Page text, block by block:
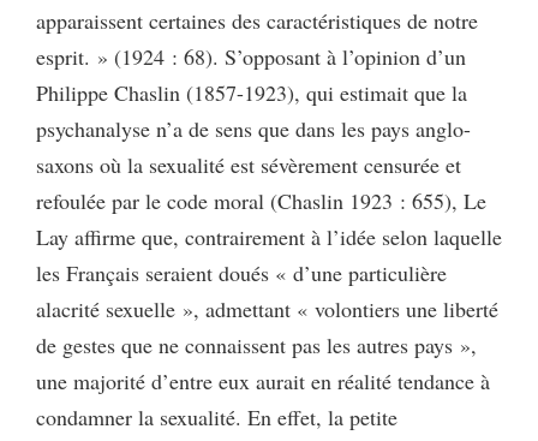
apparaissent certaines des caractéristiques de notre
esprit. » (1924 : 68). S’opposant à l’opinion d’un
Philippe Chaslin (1857-1923), qui estimait que la
psychanalyse n’a de sens que dans les pays anglo-
saxons où la sexualité est sévèrement censurée et
refoulée par le code moral (Chaslin 1923 : 655), Le
Lay affirme que, contrairement à l’idée selon laquelle
les Français seraient doués « d’une particulière
alacrité sexuelle », admettant « volontiers une liberté
de gestes que ne connaissent pas les autres pays »,
une majorité d’entre eux aurait en réalité tendance à
condamner la sexualité. En effet, la petite